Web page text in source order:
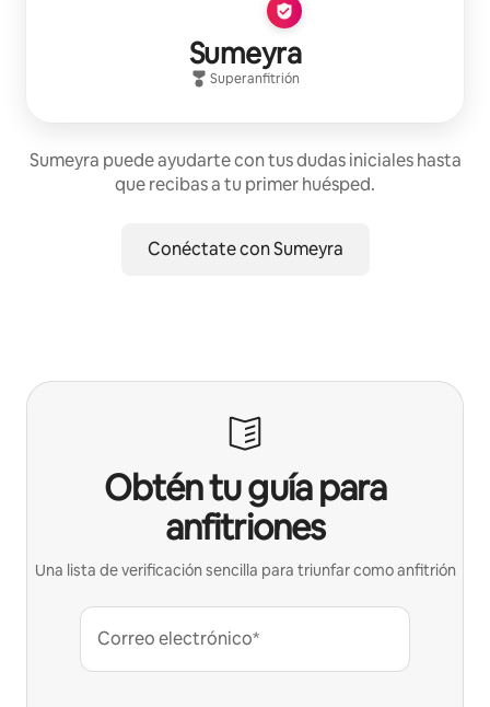
Sumeyra
Superanfitrión
Sumeyra puede ayudarte con tus dudas iniciales hasta
que recibas a tu primer huésped.
Conéctate con Sumeyra
Obtén tu guía para
anfitriones
Una lista de verificación sencilla para triunfar como anfitrión
Correo electrónico*